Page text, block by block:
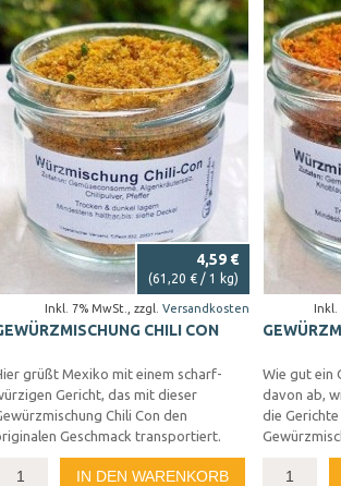
4,59 €
Inkl. 7% MwSt. zzgl. Versandkosten
(61,20 € / 1 kg)
CHILI CON
grüßt Mexiko mit einem scharf-
Gericht, das mit dieser
Chili Con den
Geschmack transportiert.
IN DEN WARENKORB
Inkl.
Wie gut ein
davon ab,
die